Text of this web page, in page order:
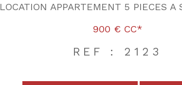
LOCATION APPARTEMENT 5 PIECES A
900 € CC*
REF : 2123